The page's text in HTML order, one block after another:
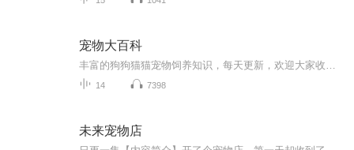
宠物大百科
14 7398
未来宠物店